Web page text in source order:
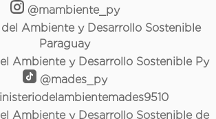
@mambiente_py
Ambiente y Desarrollo Sostenible
Paraguay
Ambiente y Desarrollo Sostenible Py
@mades_py
Ambiente y Desarrollo Sostenible de